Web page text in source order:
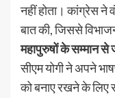
नहीं होता। कांग्रेस
बात की, जिससे
महापुरुषों के सम्मान से
सीएम योगी ने अपने
को बनाए रखने के लिए